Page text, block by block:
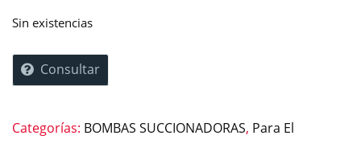
Sin existencias
Consultar
Categorías: BOMBAS SUCCIONADORAS, Para El